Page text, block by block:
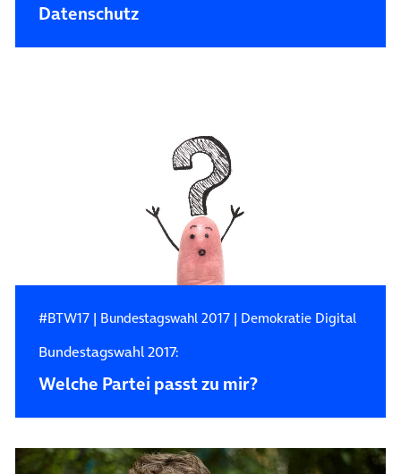
Datenschutz
#BTW17| Bundestagswahl 2017| Demokratie Digital
Bundestagswahl 2017:
Welche Partei passt zu mir?